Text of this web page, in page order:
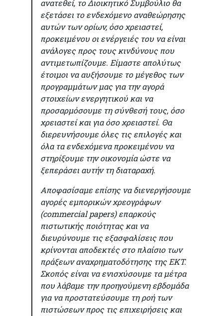
ανατεθεί, το Διοικητικό Συμβούλιο θα
εξετάσει το ενδεχόμενο αναθεώρησης
αυτών των ορίων, όσο χρειαστεί,
προκειμένου οι ενέργειές του να είναι
ανάλογες προς τους κινδύνους που
αντιμετωπίζουμε. Είμαστε απολύτως
έτοιμοι να αυξήσουμε το μέγεθος των
προγραμμάτων μας για την αγορά
στοιχείων ενεργητικού και να
προσαρμόσουμε τη σύνθεσή τους, όσο
χρειαστεί και για όσο χρειαστεί. Θα
διερευνήσουμε όλες τις επιλογές και
όλα τα ενδεχόμενα προκειμένου να
στηρίξουμε την οικονομία ώστε να
ξεπεράσει αυτήν τη διαταραχή.
Αποφασίσαμε επίσης να διενεργήσουμε
αγορές εμπορικών χρεογράφων
(commercial papers) επαρκούς
πιστωτικής ποιότητας και να
διευρύνουμε τις εξασφαλίσεις που
κρίνονται αποδεκτές στο πλαίσιο των
πράξεων αναχρηματοδότησης της ΕΚΤ.
Σκοπός είναι να ενισχύσουμε τα μέτρα
που λάβαμε την προηγούμενη εβδομάδα
για να προστατεύσουμε τη ροή των
πιστώσεων προς τις επιχειρήσεις και